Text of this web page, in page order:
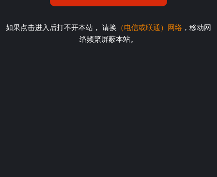
如果点击进入后打不开本站， 请换 （电信或联通）网络 ，移动网
络频繁屏蔽本站。